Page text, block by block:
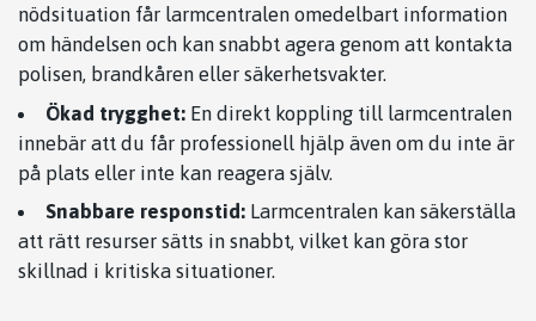
nödsituation får larmcentralen omedelbart information
om händelsen och kan snabbt agera genom att kontakta
polisen, brandkåren eller säkerhetsvakter.
Ökad trygghet:En direkt koppling till larmcentralen
innebär att du får professionell hjälp även om du inte är
på plats eller inte kan reagera själv.
Snabbare responstid:Larmcentralen kan säkerställa
att rätt resurser sätts in snabbt, vilket kan göra stor
skillnad i kritiska situationer.